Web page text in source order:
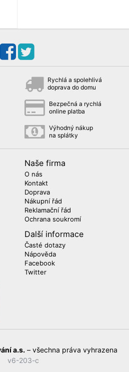
Rychlá a spolehlivá
doprava do domu
Bezpečná a rychlá
online platba
Výhodný nákup
na splátky
Naše firma
O nás
Kontakt
Doprava
Nákupní řád
Reklamační řád
Ochrana soukromí
Další informace
Časté dotazy
Nápověda
Facebook
Twitter
a.s. – všechna práva vyhrazena
v6-203-c